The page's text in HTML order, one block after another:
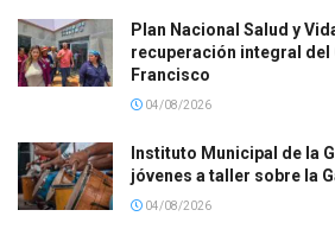
Plan Nacional Salud y
recuperación integral del
Francisco
04/08/2026
Instituto Municipal de la
jóvenes a taller sobre la
04/08/2026